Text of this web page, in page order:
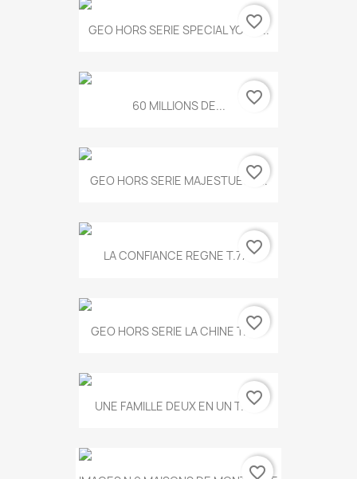
GEO HORS SERIE SPECIAL YOGA...
favorite_border
60 MILLIONS DE... favorite_border
GEO HORS SERIE MAJESTUEUX...
favorite_border
LA CONFIANCE REGNE T.778favorite_border
GEO HORS SERIE LA CHINE T.497
favorite_border
UNE FAMILLE DEUX EN UN T.675
favorite_border
favorite_border